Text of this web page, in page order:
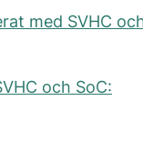
med SVHC
och SoC: